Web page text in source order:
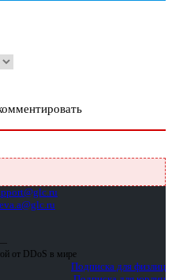
—
от DDoS в мире
Подписка для физлиц